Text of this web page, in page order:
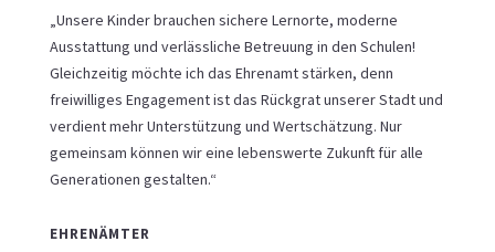
„Unsere Kinder brauchen sichere Lernorte, moderne
Ausstattung und verlässliche Betreuung in den Schulen!
Gleichzeitig möchte ich das Ehrenamt stärken, denn
freiwilliges Engagement ist das Rückgrat unserer Stadt und
verdient mehr Unterstützung und Wertschätzung. Nur
gemeinsam können wir eine lebenswerte Zukunft für alle
Generationen gestalten.“
EHRENÄMTER